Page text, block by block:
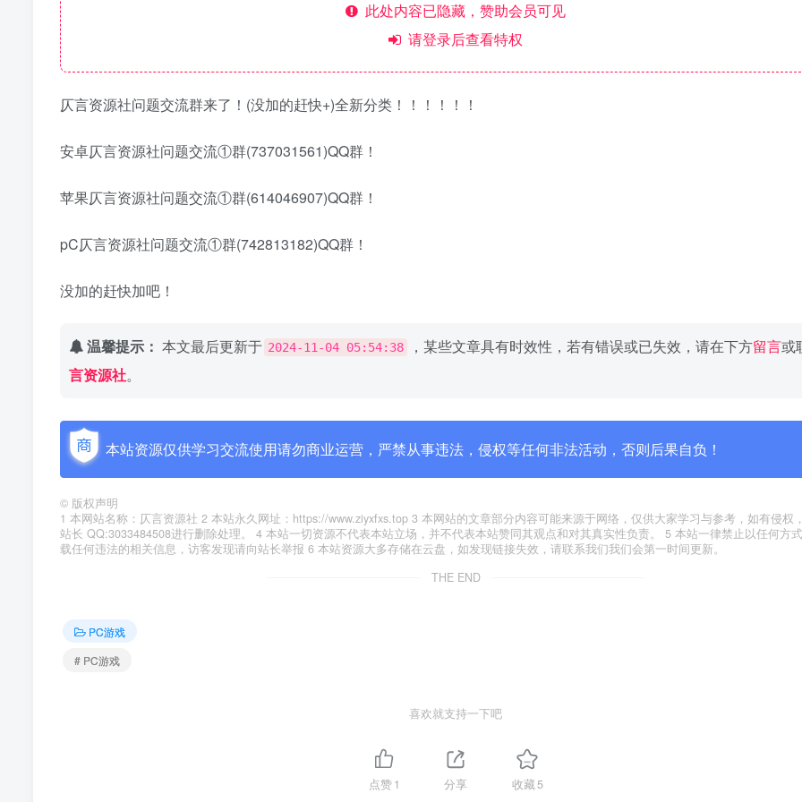
此处内容已隐藏，赞助会员可见
请登录后查看特权
仄言资源社问题交流群来了！(没加的赶快+)全新分类！！！！！！
安卓仄言资源社问题交流①群(737031561)QQ群！
苹果仄言资源社问题交流①群(614046907)QQ群！
pC仄言资源社问题交流①群(742813182)QQ群！
没加的赶快加吧！
温馨提示： 本文最后更新于 2024-11-04 05:54:38 ，某些文章具有时效性，若有错误或已失效，请在下方留言或
言资源社。
本站资源仅供学习交流使用请勿商业运营，严禁从事违法，侵权等任何非法活动，否则后果自负！
© 版权声明
1 本网站名称：仄言资源社 2 本站永久网址：https://www.ziyxfxs.top 3 本网站的文章部分内容可能来源于网络，仅供大家学习与参考，如有侵权
站长 QQ:3033484508进行删除处理。 4 本站一切资源不代表本站立场，并不代表本站赞同其观点和对其真实性负责。 5 本站一律禁止以任何方
载任何违法的相关信息，访客发现请向站长举报 6 本站资源大多存储在云盘，如发现链接失效，请联系我们我们会第一时间更新。
THE END
PC游戏
# PC游戏
喜欢就支持一下吧
点赞1 分享 收藏5